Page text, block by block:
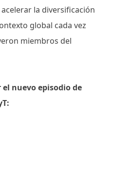
la diversificación
global cada vez
miembros del
nuevo episodio de